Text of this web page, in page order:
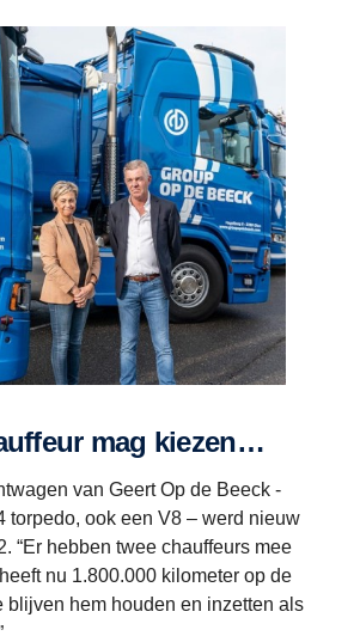
mag kiezen…
van Geert Op de Beeck -
torpedo, ook een V8 – werd nieuw
“Er hebben twee chauffeurs mee
nu 1.800.000 kilometer op de
blijven hem houden en inzetten als